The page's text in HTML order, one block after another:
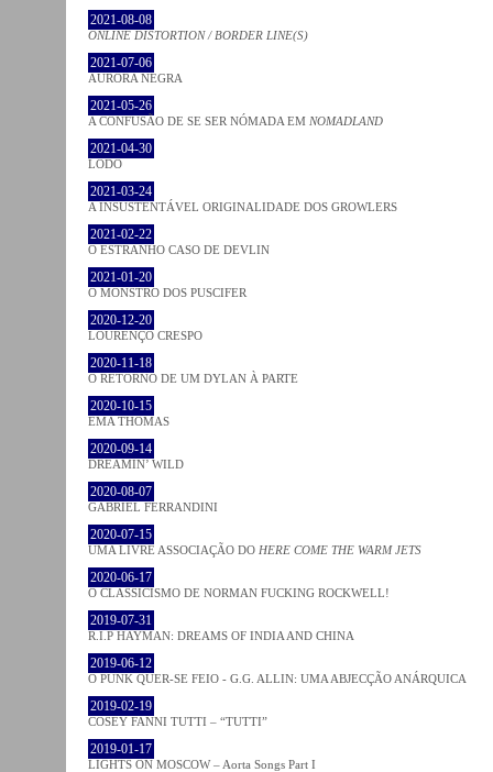
2021-08-08
ONLINE DISTORTION / BORDER LINE(S)
2021-07-06
AURORA NEGRA
2021-05-26
A CONFUSÃO DE SE SER NÓMADA EM NOMADLAND
2021-04-30
LODO
2021-03-24
A INSUSTENTÁVEL ORIGINALIDADE DOS GROWLERS
2021-02-22
O ESTRANHO CASO DE DEVLIN
2021-01-20
O MONSTRO DOS PUSCIFER
2020-12-20
LOURENÇO CRESPO
2020-11-18
O RETORNO DE UM DYLAN À PARTE
2020-10-15
EMA THOMAS
2020-09-14
DREAMIN’ WILD
2020-08-07
GABRIEL FERRANDINI
2020-07-15
UMA LIVRE ASSOCIAÇÃO DO HERE COME THE WARM JETS
2020-06-17
O CLASSICISMO DE NORMAN FUCKING ROCKWELL!
2019-07-31
R.I.P HAYMAN: DREAMS OF INDIA AND CHINA
2019-06-12
O PUNK QUER-SE FEIO - G.G. ALLIN: UMA ABJECÇÃO ANÁRQUICA
2019-02-19
COSEY FANNI TUTTI – “TUTTI”
2019-01-17
LIGHTS ON MOSCOW – Aorta Songs Part I